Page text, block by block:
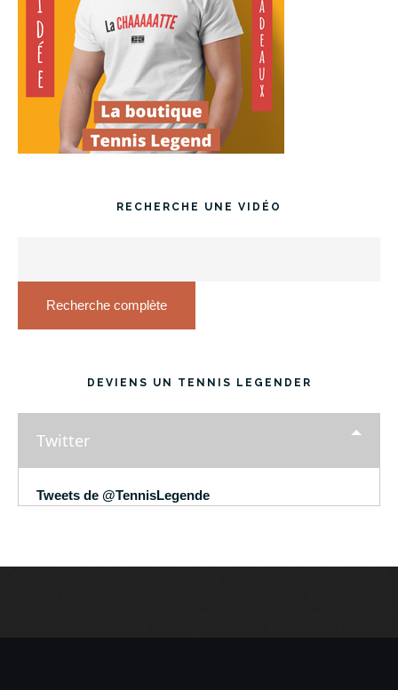
RECHERCHE UNE VIDÉO
Recherche complète
DEVIENS UN TENNIS LEGENDER
Twitter
Tweets de @TennisLegende